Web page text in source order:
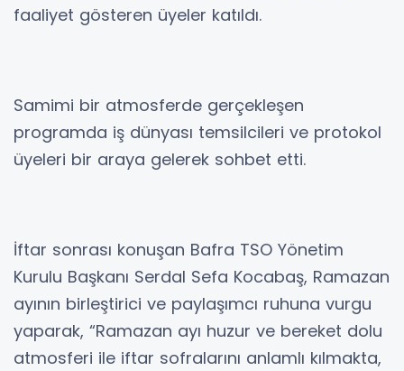
faaliyet gösteren üyeler katıldı.
Samimi bir atmosferde gerçekleşen
programda iş dünyası temsilcileri ve protokol
üyeleri bir araya gelerek sohbet etti.
İftar sonrası konuşan Bafra TSO Yönetim
Kurulu Başkanı Serdal Sefa Kocabaş, Ramazan
ayının birleştirici ve paylaşımcı ruhuna vurgu
yaparak, “Ramazan ayı huzur ve bereket dolu
atmosferi ile iftar sofralarını anlamlı kılmakta,